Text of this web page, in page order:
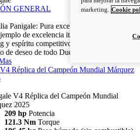
GENERAL
Panigale: Pura excelencia italiana.
de excelencia italiana, con ADN
y espíritu competitivo: la Panigale es el
de deseo de todo Ducatista.
V4 Réplica del Campeón Mundial Márquez
V4 Réplica del Campeón Mundial
2025
209 hp Potencia
121.3 Nm Torque
marketing. Cookie